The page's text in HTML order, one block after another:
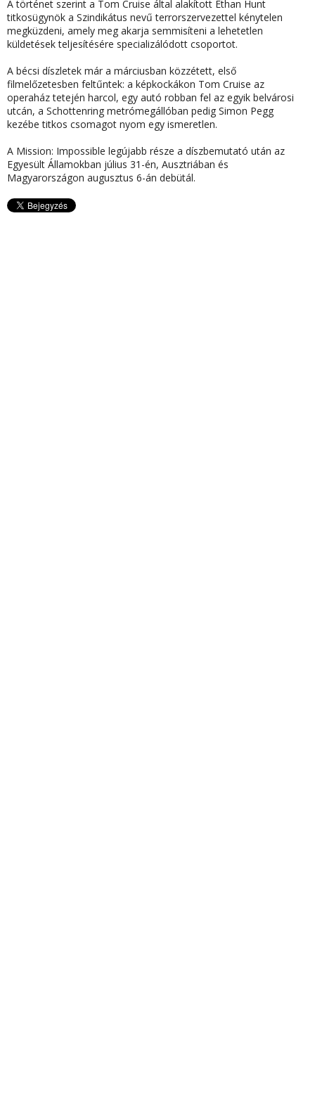
A történet szerint a Tom Cruise által alakított Ethan Hunt
titkosügynök a Szindikátus nevű terrorszervezettel kénytelen
megküzdeni, amely meg akarja semmisíteni a lehetetlen
küldetések teljesítésére specializálódott csoportot.
A bécsi díszletek már a márciusban közzétett, első
filmelőzetesben feltűntek: a képkockákon Tom Cruise az
operaház tetején harcol, egy autó robban fel az egyik belvárosi
utcán, a Schottenring metrómegállóban pedig Simon Pegg
kezébe titkos csomagot nyom egy ismeretlen.
A Mission: Impossible legújabb része a díszbemutató után az
Egyesült Államokban július 31-én, Ausztriában és
Magyarországon augusztus 6-án debütál.